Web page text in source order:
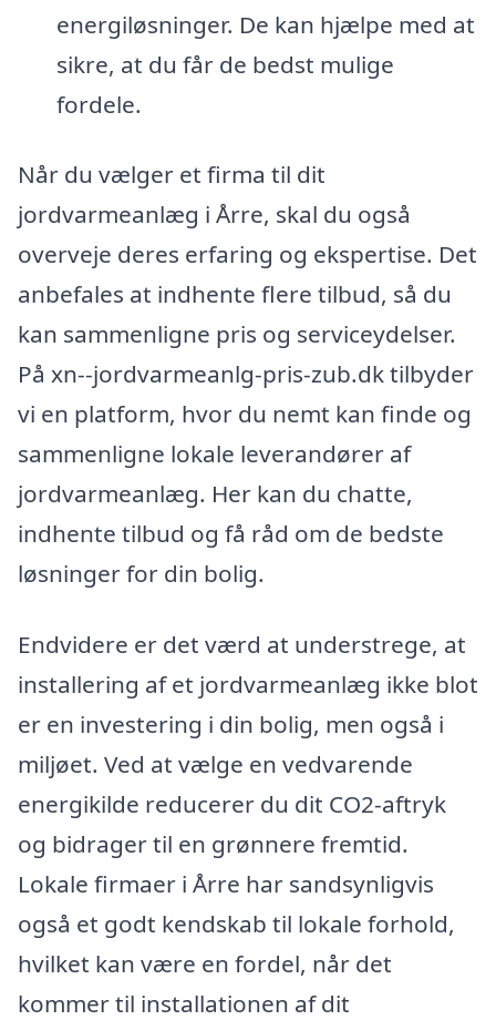
energiløsninger. De kan hjælpe med at
sikre, at du får de bedst mulige
fordele.
Når du vælger et firma til dit
jordvarmeanlæg i Årre, skal du også
overveje deres erfaring og ekspertise. Det
anbefales at indhente flere tilbud, så du
kan sammenligne pris og serviceydelser.
På xn--jordvarmeanlg-pris-zub.dk tilbyder
vi en platform, hvor du nemt kan finde og
sammenligne lokale leverandører af
jordvarmeanlæg. Her kan du chatte,
indhente tilbud og få råd om de bedste
løsninger for din bolig.
Endvidere er det værd at understrege, at
installering af et jordvarmeanlæg ikke blot
er en investering i din bolig, men også i
miljøet. Ved at vælge en vedvarende
energikilde reducerer du dit CO2-aftryk
og bidrager til en grønnere fremtid.
Lokale firmaer i Årre har sandsynligvis
også et godt kendskab til lokale forhold,
hvilket kan være en fordel, når det
kommer til installationen af dit